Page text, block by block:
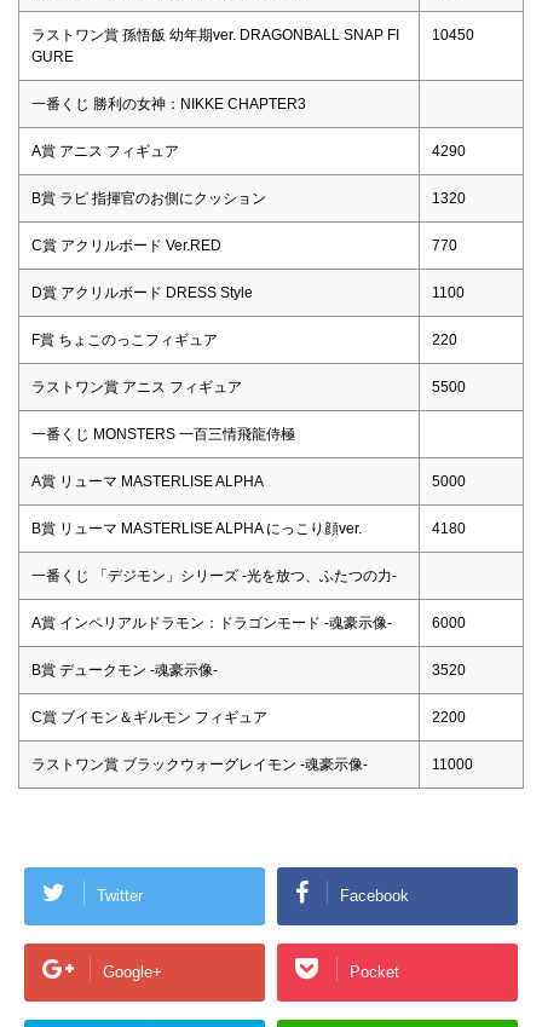
ラストワン賞 孫悟飯 幼年期ver. DRAGONBALL SNAP FI
GURE
10450
一番くじ 勝利の女神：NIKKE CHAPTER3
A賞 アニス フィギュア 4290
B賞 ラピ 指揮官のお側にクッション 1320
C賞 アクリルボード Ver.RED 770
D賞 アクリルボード DRESS Style 1100
F賞 ちょこのっこフィギュア 220
ラストワン賞 アニス フィギュア 5500
一番くじ MONSTERS 一百三情飛龍侍極
A賞 リューマ MASTERLISE ALPHA 5000
B賞 リューマ MASTERLISE ALPHA にっこり顔ver. 4180
一番くじ 「デジモン」シリーズ -光を放つ、ふたつの力-
A賞 インペリアルドラモン：ドラゴンモード ‐魂豪示像‐ 6000
B賞 デュークモン ‐魂豪示像‐ 3520
C賞 ブイモン＆ギルモン フィギュア 2200
ラストワン賞 ブラックウォーグレイモン ‐魂豪示像‐ 11000
Twitter Facebook
Google+ Pocket